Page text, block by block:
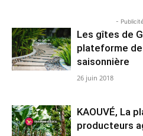
-
Les gîtes de
plateforme
saisonnière
26 juin 2018
KAOUVÉ, La
producteurs